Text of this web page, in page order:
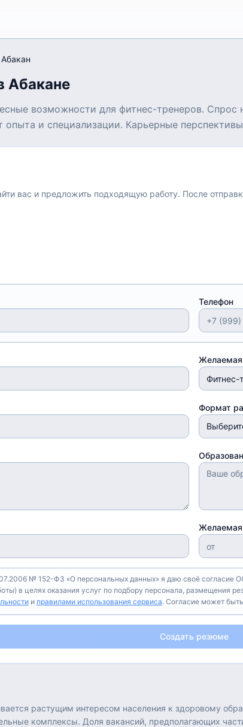
Абакан
Абакане
возможности для фитнес-тренеров.
и специализации. Карьерные
вас и предложить подходящую работу. После
Телефон
Формат
Желаемая
№ 152-ФЗ «О персональных данных» я даю своё
в целях оказания услуг по подбору персонала, размещения
и правилами использования сервиса. Согласие может
Создать резюме
растущим интересом населения к здоровому
комплексы. Доля вакансий, предполагающих